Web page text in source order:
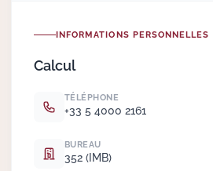
INFORMATIONS PERSONNELLES
Calcul
TÉLÉPHONE
+33 5 4000 2161
BUREAU
352 (IMB)